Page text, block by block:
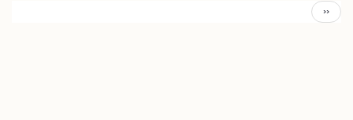
Páxina
››